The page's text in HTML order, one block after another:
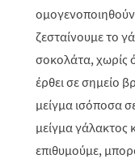
ζεσταίνουμε το
σοκολάτα, χωρίς
έρθει σε σημείο
μείγμα ισόποσα
μείγμα γάλακτος
επιθυμούμε,